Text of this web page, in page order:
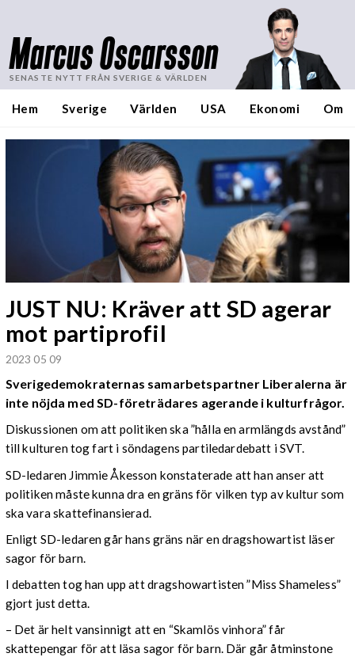
Marcus Oscarsson
SENASTE NYTT FRÅN SVERIGE & VÄRLDEN
Hem Sverige Världen USA Ekonomi Om
JUST NU: Kräver att SD agerar
mot partiprofil
2023 05 09
Sverigedemokraternas samarbetspartner Liberalerna är
inte nöjda med SD-företrädares agerande i kulturfrågor.
Diskussionen om att politiken ska ”hålla en armlängds avstånd”
till kulturen tog fart i söndagens partiledardebatt i SVT.
SD-ledaren Jimmie Åkesson konstaterade att han anser att
politiken måste kunna dra en gräns för vilken typ av kultur som
ska vara skattefinansierad.
Enligt SD-ledaren går hans gräns när en dragshowartist läser
sagor för barn.
I debatten tog han upp att dragshowartisten ”Miss Shameless”
gjort just detta.
– Det är helt vansinnigt att en “Skamlös vinhora” får
skattepengar för att läsa sagor för barn. Där går åtminstone